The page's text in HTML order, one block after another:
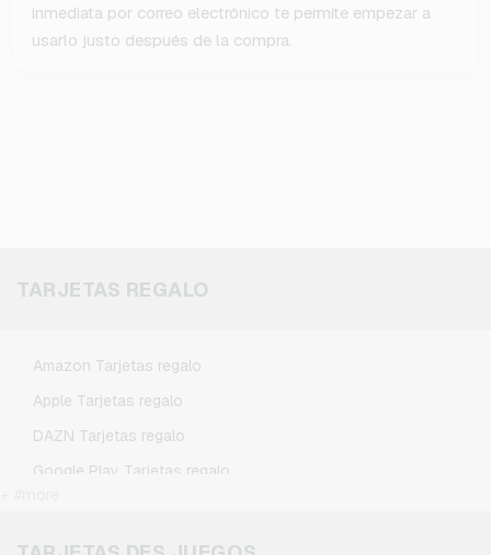
inmediata por correo electrónico te permite empezar a
usarlo justo después de la compra.
TARJETAS REGALO
Amazon Tarjetas regalo
Apple Tarjetas regalo
DAZN Tarjetas regalo
Google Play Tarjetas regalo
Microsoft Tarjetas regalo